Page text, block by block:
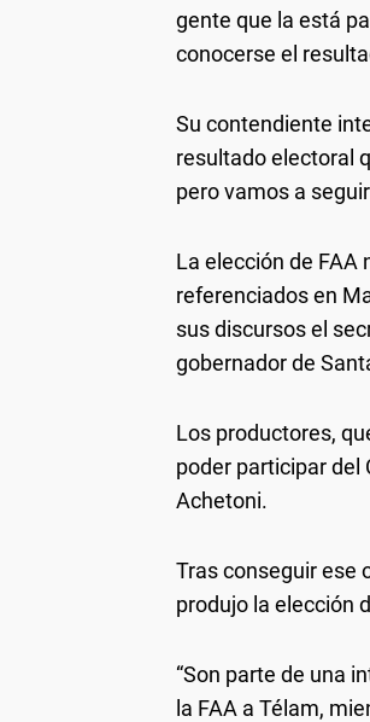
gente que la está
conocerse el
Su contendiente
resultado electoral
pero vamos a
La elección de FAA
referenciados en
sus discursos el
gobernador de
Los productores,
poder participar del
Achetoni.
Tras conseguir ese
produjo la elección
“Son parte de una
la FAA a Télam,